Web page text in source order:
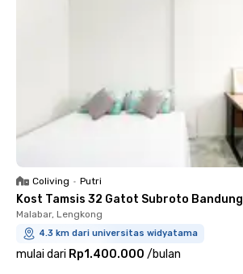
Coliving • Putri
Kost Tamsis 32 Gatot Subroto Bandung
Malabar, Lengkong
4.3 km dari universitas widyatama
mulai dari Rp1.400.000 /bulan